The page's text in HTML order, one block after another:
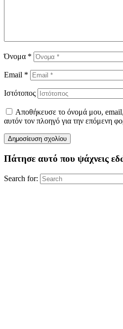
Όνομα *
Email *
Ιστότοπος
Αποθήκευσε το όνομά μου,
αυτόν τον πλοηγό για την επόμενη
Πάτησε αυτό που ψάχνεις
Search for: